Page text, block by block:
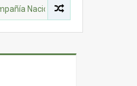
Nacional de Chocolates, Gobierno